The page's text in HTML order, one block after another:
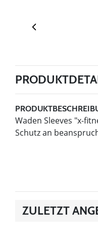
Waden Sleeves "x-
Schutz an
ZULETZT